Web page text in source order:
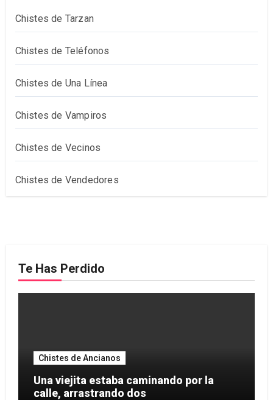
Chistes de Tarzan
Chistes de Teléfonos
Chistes de Una Línea
Chistes de Vampiros
Chistes de Vecinos
Chistes de Vendedores
Te Has Perdido
Chistes de Ancianos
Una viejita estaba caminando por la
calle, arrastrando dos